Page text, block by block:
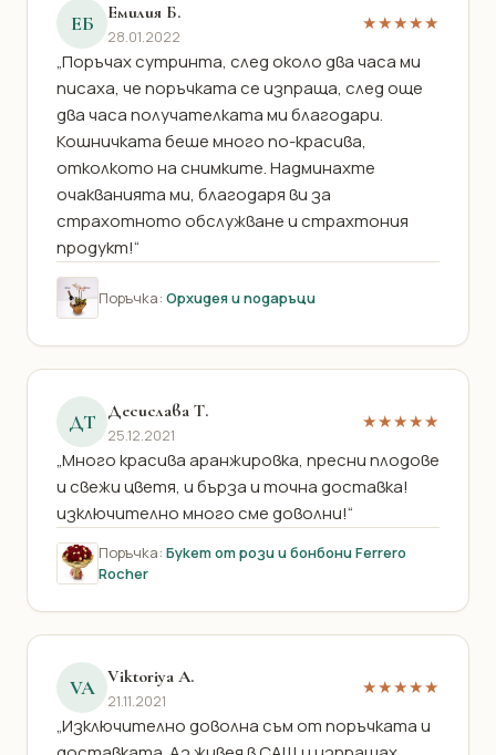
ЕБ Емилия Б.
28.01.2022
★★★★★
„Поръчах сутринта, след около два часа ми
писаха, че поръчката се изпраща, след още
два часа получателката ми благодари.
Кошничката беше много по-красива,
отколкото на снимките. Надминахте
очакванията ми, благодаря ви за
страхотното обслужване и страхтония
продукт!“
Поръчка: Орхидея и подаръци
ДТ Десислава Т.
25.12.2021
★★★★★
„Много красива аранжировка, пресни плодове
и свежи цветя, и бърза и точна доставка!
изключително много сме доволни!“
Поръчка: Букет от рози и бонбони Ferrero
Rocher
VA Viktoriya A.
21.11.2021
★★★★★
„Изключително доволна съм от поръчката и